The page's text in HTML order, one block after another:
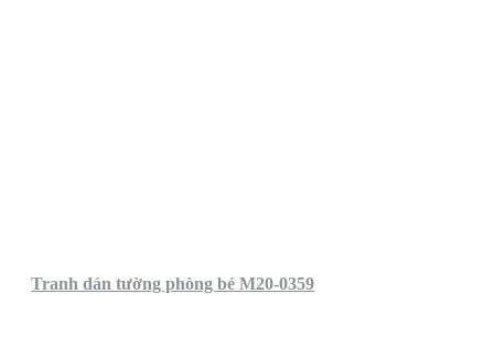
Tranh dán tường phòng bé M20-0359